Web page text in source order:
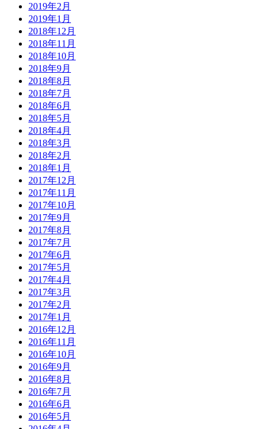
2019年2月
2019年1月
2018年12月
2018年11月
2018年10月
2018年9月
2018年8月
2018年7月
2018年6月
2018年5月
2018年4月
2018年3月
2018年2月
2018年1月
2017年12月
2017年11月
2017年10月
2017年9月
2017年8月
2017年7月
2017年6月
2017年5月
2017年4月
2017年3月
2017年2月
2017年1月
2016年12月
2016年11月
2016年10月
2016年9月
2016年8月
2016年7月
2016年6月
2016年5月